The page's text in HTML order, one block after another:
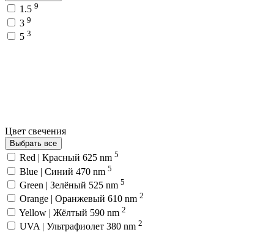
1.5 9
3 9
5 3
Цвет свечения
Выбрать все
Red | Красный 625 nm 5
Blue | Синий 470 nm 5
Green | Зелёный 525 nm 5
Orange | Оранжевый 610 nm 2
Yellow | Жёлтый 590 nm 2
UVA | Ультрафиолет 380 nm 2